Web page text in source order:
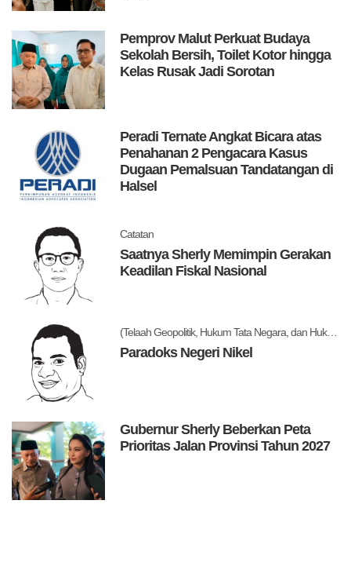
Pemprov Malut Perkuat Budaya
Sekolah Bersih, Toilet Kotor hingga
Kelas Rusak Jadi Sorotan
Peradi Ternate Angkat Bicara atas
Penahanan 2 Pengacara Kasus
Dugaan Pemalsuan Tandatangan di
Halsel
Catatan
Saatnya Sherly Memimpin Gerakan
Keadilan Fiskal Nasional
(Telaah Geopolitik, Hukum Tata Negara, dan Hukum Administrasi Negara)
Paradoks Negeri Nikel
Gubernur Sherly Beberkan Peta
Prioritas Jalan Provinsi Tahun 2027